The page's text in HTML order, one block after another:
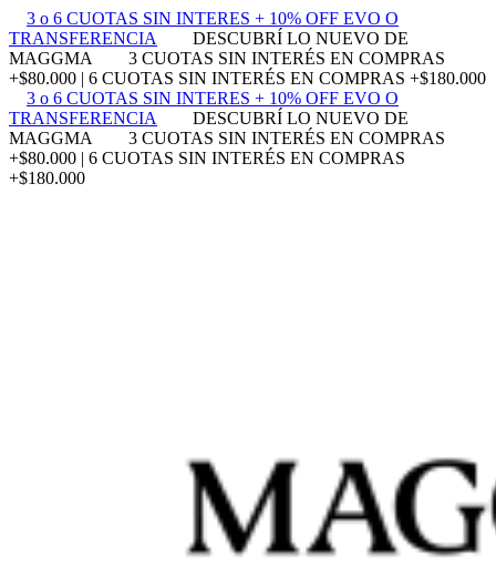
3 o 6 CUOTAS SIN INTERES + 10% OFF EVO O
TRANSFERENCIA
DESCUBRÍ LO NUEVO DE
MAGGMA
3 CUOTAS SIN INTERÉS EN COMPRAS
+$80.000 | 6 CUOTAS SIN INTERÉS EN COMPRAS +$180.000
3 o 6 CUOTAS SIN INTERES + 10% OFF EVO O
TRANSFERENCIA
DESCUBRÍ LO NUEVO DE
MAGGMA
3 CUOTAS SIN INTERÉS EN COMPRAS
+$80.000 | 6 CUOTAS SIN INTERÉS EN COMPRAS
+$180.000